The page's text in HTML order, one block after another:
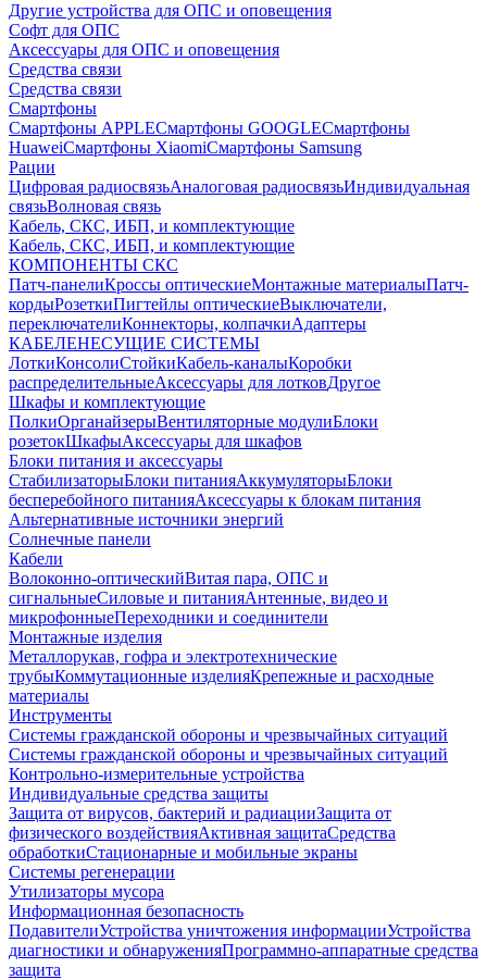
Другие устройства для ОПС и оповещения
Софт для ОПС
Аксессуары для ОПС и оповещения
Средства связи
Средства связи
Смартфоны
Смартфоны APPLEСмартфоны GOOGLEСмартфоны
HuaweiСмартфоны XiaomiСмартфоны Samsung
Рации
Цифровая радиосвязьАналоговая радиосвязьИндивидуальная
связьВолновая связь
Кабель, СКС, ИБП, и комплектующие
Кабель, СКС, ИБП, и комплектующие
КОМПОНЕНТЫ СКС
Патч-панелиКроссы оптическиеМонтажные материалыПатч-
кордыРозеткиПигтейлы оптическиеВыключатели,
переключателиКоннекторы, колпачкиАдаптеры
КАБЕЛЕНЕСУЩИЕ СИСТЕМЫ
ЛоткиКонсолиСтойкиКабель-каналыКоробки
распределительныеАксессуары для лотковДругое
Шкафы и комплектующие
ПолкиОрганайзерыВентиляторные модулиБлоки
розетокШкафыАксессуары для шкафов
Блоки питания и аксессуары
СтабилизаторыБлоки питанияАккумуляторыБлоки
бесперебойного питанияАксессуары к блокам питания
Альтернативные источники энергий
Солнечные панели
Кабели
Волоконно-оптическийВитая пара, ОПС и
сигнальныеСиловые и питанияАнтенные, видео и
микрофонныеПереходники и соединители
Монтажные изделия
Металлорукав, гофра и электротехнические
трубыКоммутационные изделияКрепежные и расходные
материалы
Инструменты
Системы гражданской обороны и чрезвычайных ситуаций
Системы гражданской обороны и чрезвычайных ситуаций
Контрольно-измерительные устройства
Индивидуальные средства защиты
Защита от вирусов, бактерий и радиацииЗащита от
физического воздействияАктивная защитаСредства
обработкиСтационарные и мобильные экраны
Системы регенерации
Утилизаторы мусора
Информационная безопасность
ПодавителиУстройства уничтожения информацииУстройства
диагностики и обнаруженияПрограммно-аппаратные средства
защита